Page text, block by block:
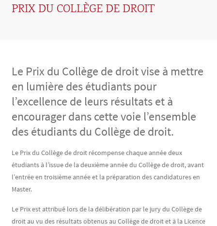
PRIX DU COLLÈGE DE DROIT
Le Prix du Collège de droit vise à mettre
en lumière des étudiants pour
l’excellence de leurs résultats et à
encourager dans cette voie l’ensemble
des étudiants du Collège de droit.
Contenu
Texte
Le Prix du Collège de droit récompense chaque année deux
étudiants à l’issue de la deuxième année du Collège de droit, avant
l’entrée en troisième année et la préparation des candidatures en
Master.
Le Prix est attribué lors de la délibération par le jury du Collège de
droit au vu des résultats obtenus au Collège de droit et à la Licence